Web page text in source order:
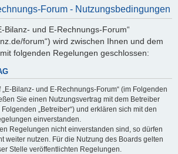
Forum - Nutzungsbedingungen
Bilanz- und E-Rechnungs-Forum“
forum“) wird zwischen Ihnen und dem
folgenden Regelungen geschlossen:
„E-Bilanz- und E-Rechnungs-Forum“ (im Folgenden
Sie einen Nutzungsvertrag mit dem Betreiber
„Betreiber“) und erklären sich mit den
einverstanden.
Regelungen nicht einverstanden sind, so dürfen
weiter nutzen. Für die Nutzung des Boards gelten
Stelle veröffentlichten Regelungen.